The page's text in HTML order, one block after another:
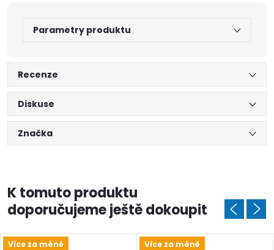
Parametry produktu
Recenze
Diskuse
Značka
K tomuto produktu
doporučujeme ještě dokoupit
Více za méně Více za méně